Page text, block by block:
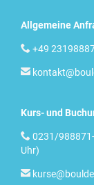
Allgemeine
 +49

Kurs- und
 0231/
Uhr)
